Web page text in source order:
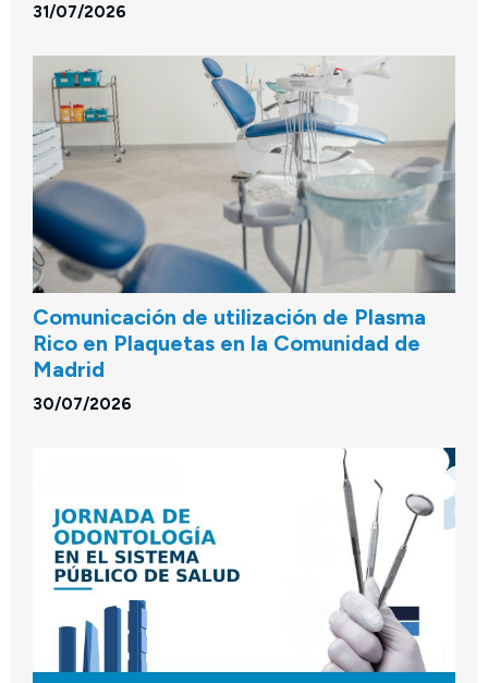
31/07/2026
Comunicación de utilización de Plasma
Rico en Plaquetas en la Comunidad de
Madrid
30/07/2026